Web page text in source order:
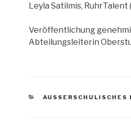
Leyla Satilmis, RuhrTalent
Veröffentlichung
Abteilungsleiterin
KATEGORIEN
AUSSERSCHULISCHES